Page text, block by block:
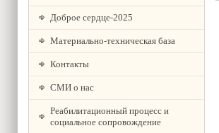
Доброе сердце-2025
Материально-техническая база
Контакты
СМИ о нас
Реабилитационный процесс и
социальное сопровождение